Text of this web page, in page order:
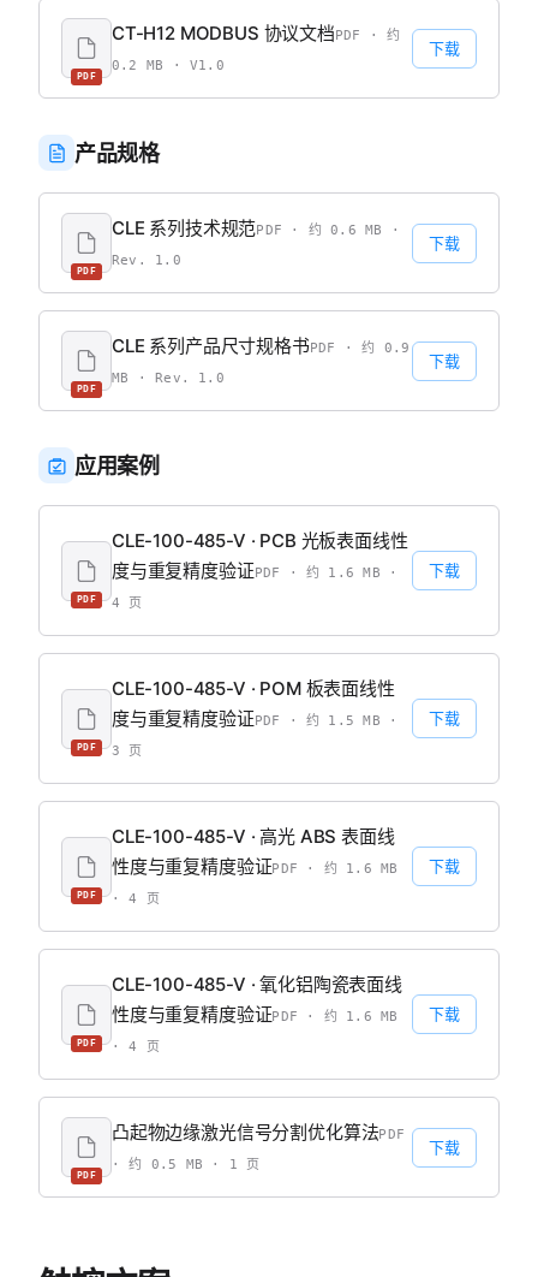
PDF
CT-H12 MODBUS 协议文档PDF · 约
0.2 MB · V1.0
下载
产品规格
PDF
CLE 系列技术规范PDF · 约 0.6 MB ·
Rev. 1.0
下载
PDF
CLE 系列产品尺寸规格书PDF · 约 0.9
MB · Rev. 1.0
下载
应用案例
PDF
CLE-100-485-V · PCB 光板表面线性
度与重复精度验证PDF · 约 1.6 MB ·
4 页
下载
PDF
CLE-100-485-V · POM 板表面线性
度与重复精度验证PDF · 约 1.5 MB ·
3 页
下载
PDF
CLE-100-485-V · 高光 ABS 表面线
性度与重复精度验证PDF · 约 1.6 MB
· 4 页
下载
PDF
CLE-100-485-V · 氧化铝陶瓷表面线
性度与重复精度验证PDF · 约 1.6 MB
· 4 页
下载
PDF
凸起物边缘激光信号分割优化算法PDF
· 约 0.5 MB · 1 页
下载